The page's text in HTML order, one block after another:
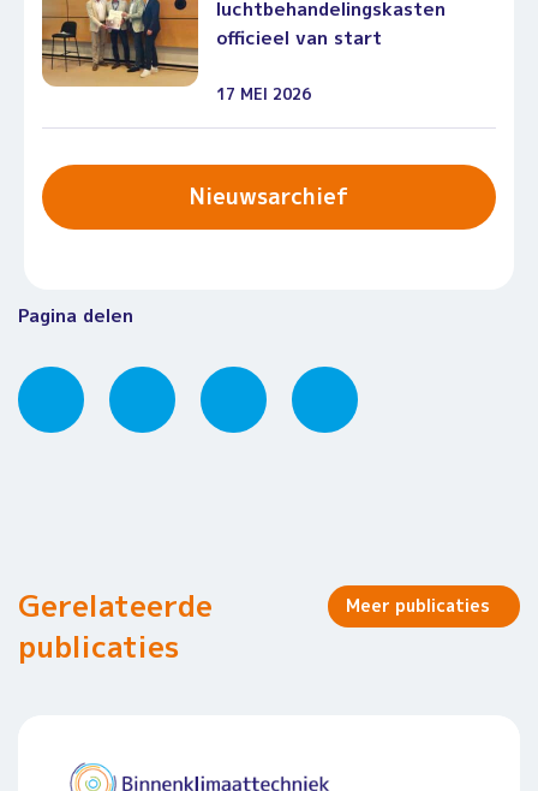
luchtbehandelingskasten
officieel van start
17 MEI 2026
Nieuwsarchief
Pagina delen
Gerelateerde
publicaties
Meer publicaties